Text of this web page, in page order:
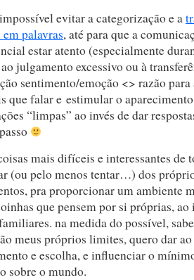
evitar a categorização e a
palavras, até para que a
estar atento (especialmente
julgamento excessivo ou à
sentimento/emoção <> razão
que falar e estimular o
“limpas” ao invés de dar
mais difíceis e interessantes de
(ou pelo menos tentar…) dos
pra proporcionar um ambiente
que pensem por si próprias, ao
na medida do possível,
meus próprios limites, quero dar
e escolha, e influenciar o
sobre o mundo.